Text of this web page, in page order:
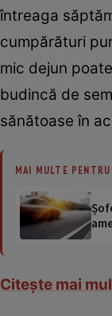
întreaga
cumpărături
mic dejun
budincă de
sănătoase în
MAI MULTE
Citeşte mai